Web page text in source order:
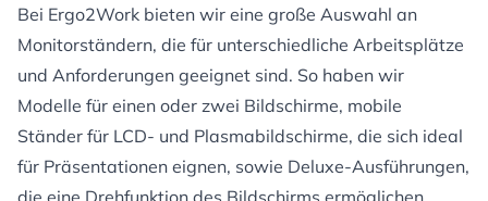
Bei Ergo2Work bieten wir eine große Auswahl an
Monitorständern, die für unterschiedliche Arbeitsplätze
und Anforderungen geeignet sind. So haben wir
Modelle für einen oder zwei Bildschirme, mobile
Ständer für LCD- und Plasmabildschirme, die sich ideal
für Präsentationen eignen, sowie Deluxe-Ausführungen,
die eine Drehfunktion des Bildschirms ermöglichen.